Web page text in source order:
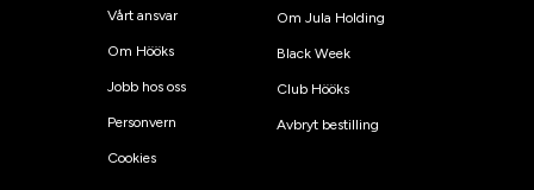
Vårt ansvar
Om Hööks
Jobb hos oss
Personvern
Cookies
Om Jula Holding
Black Week
Club Hööks
Avbryt bestilling